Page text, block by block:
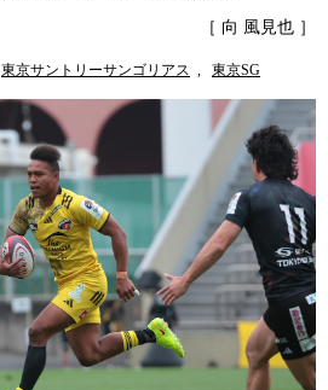
［ 向 風見也 ］
東京サントリーサンゴリアス , 東京SG